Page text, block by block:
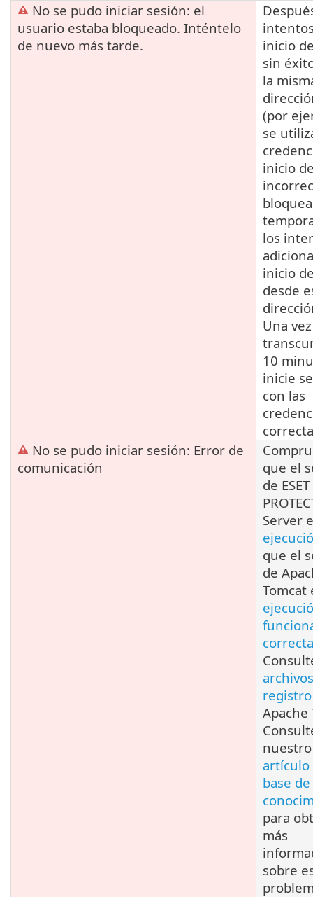
No se pudo iniciar sesión: el
usuario estaba bloqueado. Inténtelo
de nuevo más tarde.
inicio
sin
la
(por
se
inicio
los
inicio
desde
Una vez
10
inicie
con las
No se pudo iniciar sesión: Error de
comunicación
que el
de ESET
Server
que el
de
registro
Apache
nuestro
artículo
base de
para
más
sobre